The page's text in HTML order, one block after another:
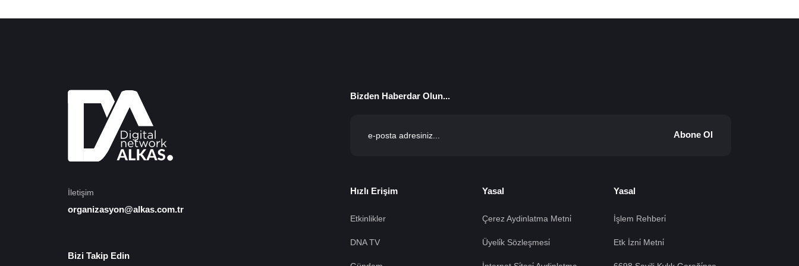
İletişim
organizasyon@alkas.com.tr
Bizi Takip Edin
Bizden Haberdar Olun...
Abone Ol
Hızlı Erişim
Etkinlikler
DNA TV
Yasal
Çerez Aydinlatma Metni̇
Üyeli̇k Sözleşmesi̇
Yasal
İşlem Rehberi̇
Etk İzni̇ Metni̇